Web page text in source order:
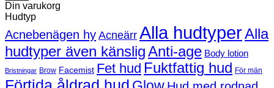
Din varukorg
Hudtyp
Acnebenägen hy Acneärr Alla hudtyperAlla
hudtyper även känsligAnti-age Body lotion
Bristningar Brow Facemist Fet hud Fuktfattig hud För män